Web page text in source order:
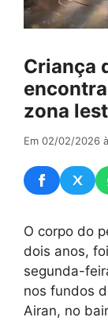
Criança
zona
Em 02/02/2026
O corpo do
dois anos,
segunda-
nos fundos
Airan, no